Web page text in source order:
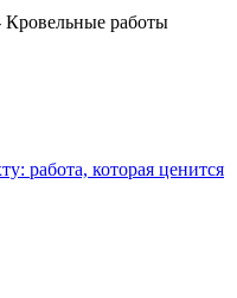
Кровельные работы
работа, которая ценится